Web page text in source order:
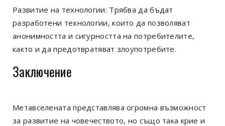
Развитие на технологии: Трябва да бъдат
разработени технологии, които да позволяват
анонимността и сигурността на потребителите,
както и да предотвратяват злоупотребите.
Заключение
Метавселената представлява огромна възможност
за развитие на човечеството, но също така крие и